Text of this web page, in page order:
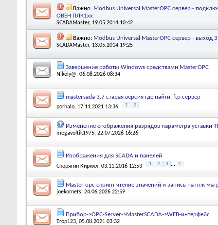
Важно: Modbus Universal MasterOPC сервер -
ОВЕН ПЛК1xx
SCADAMaster, 19.05.2014 10:42
Важно: Modbus Universal MasterOPC сервер - выход
SCADAMaster, 13.05.2014 19:25
Завершение работы Windows средствами MasterOPC
Nikoly@, 06.08.2026 08:34
mastersada 3.7 старая версия где найти, ftp сервер
porhalo, 17.11.2021 13:36 1 2
Изменение отображения разрядов параметра уставки
megavoltik1975, 22.07.2026 16:26
Изображения для SCADA и панелей
Спорягин Кирилл, 03.11.2016 12:53 1 2 3 ... 4
Master opc скрипт чтение значений и запись на плк
joekornets, 24.06.2026 22:59
Прибор->OPC-Server->MasterSCADA->WEB-интерфейс
Егор123, 05.08.2021 03:32